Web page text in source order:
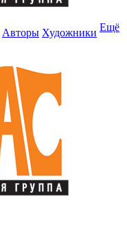
Авторы Художники Ещё